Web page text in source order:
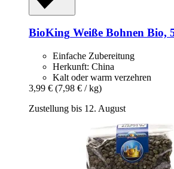
BioKing Weiße Bohnen Bio,
Einfache Zubereitung
Herkunft: China
Kalt oder warm verzehren
3,99 € (7,98 € / kg)
Zustellung bis 12. August